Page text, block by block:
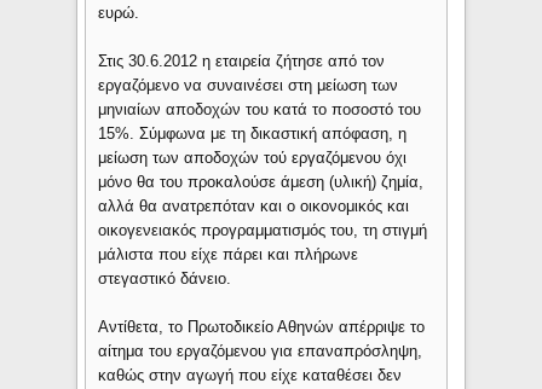
ευρώ.
Στις 30.6.2012 η εταιρεία ζήτησε από τον
εργαζόμενο να συναινέσει στη μείωση των
μηνιαίων αποδοχών του κατά το ποσοστό του
15%. Σύμφωνα με τη δικαστική απόφαση, η
μείωση των αποδοχών τού εργαζόμενου όχι
μόνο θα του προκαλούσε άμεση (υλική) ζημία,
αλλά θα ανατρεπόταν και ο οικονομικός και
οικογενειακός προγραμματισμός του, τη στιγμή
μάλιστα που είχε πάρει και πλήρωνε
στεγαστικό δάνειο.
Αντίθετα, το Πρωτοδικείο Αθηνών απέρριψε το
αίτημα του εργαζόμενου για επαναπρόσληψη,
καθώς στην αγωγή που είχε καταθέσει δεν